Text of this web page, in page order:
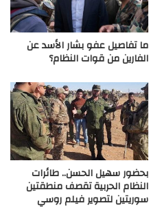
ما تفاصيل عفو بشار الأسد عن
الفارين من قوات النظام؟
بحضور سهيل الحسن.. طائرات
النظام الحربية تقصف منطقتين
سوريتين لتصوير فيلم روسي